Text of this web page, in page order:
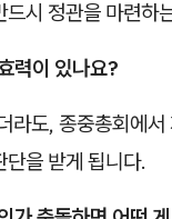
시 정관을 마련하
력이 있나요?
라도, 종중총회에
을 받게 됩니다.